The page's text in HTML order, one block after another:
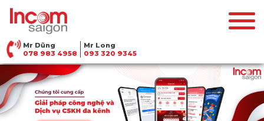
Mr Dũng
078 983 4958
Mr Long
093 320 9345